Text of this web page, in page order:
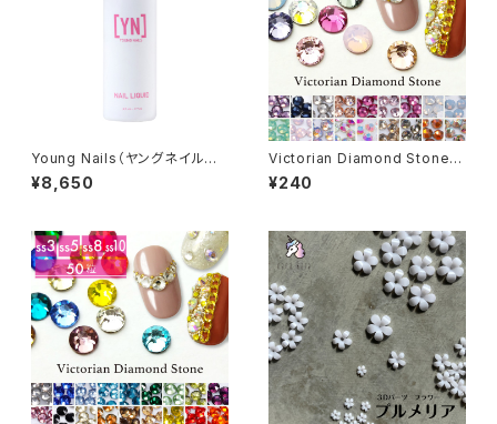
Young Nails（ヤングネイルズ）
Nail Liquid（ネイルリキッド）17
7ml
¥8,650
Victorian Diamond Stone
（ヴィクトリアン ダイアモンド ス
トーン）50粒入り （カラー：019
¥240